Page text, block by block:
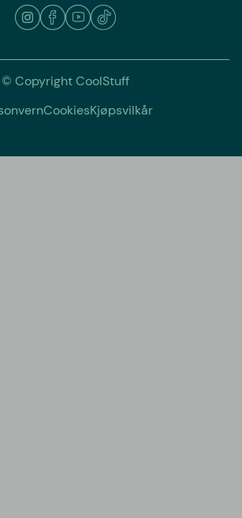
© Copyright CoolStuff
CookiesKjøpsvilkår